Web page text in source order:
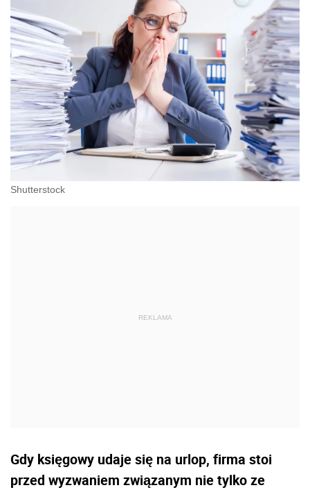
Shutterstock
Gdy księgowy udaje się na urlop, firma stoi
przed wyzwaniem związanym nie tylko ze